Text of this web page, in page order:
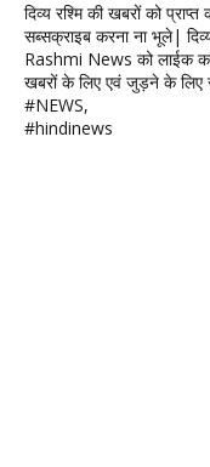
दिव्य रश्मि की खबरों को
सब्सक्राइब करना ना भूले|
Rashmi News को लाईक
खबरों के लिए एवं जुड़ने के
#NEWS,
#hindinews